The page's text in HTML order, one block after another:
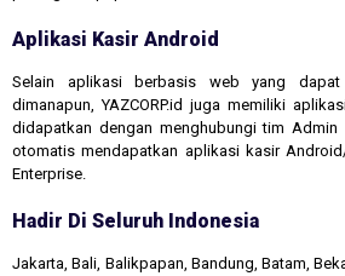
Aplikasi Kasir Android
Selain aplikasi berbasis web yang
dimanapun, YAZCORP.id juga memiliki
didapatkan dengan menghubungi tim
otomatis mendapatkan aplikasi kasir
Enterprise.
Hadir Di Seluruh Indonesia
Jakarta, Bali, Balikpapan, Bandung, Batam,